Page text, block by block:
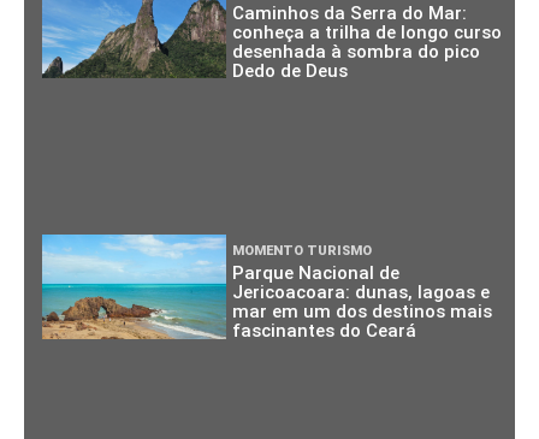
Caminhos da Serra do Mar:
conheça a trilha de longo curso
desenhada à sombra do pico
Dedo de Deus
MOMENTO TURISMO
Parque Nacional de
Jericoacoara: dunas, lagoas e
mar em um dos destinos mais
fascinantes do Ceará